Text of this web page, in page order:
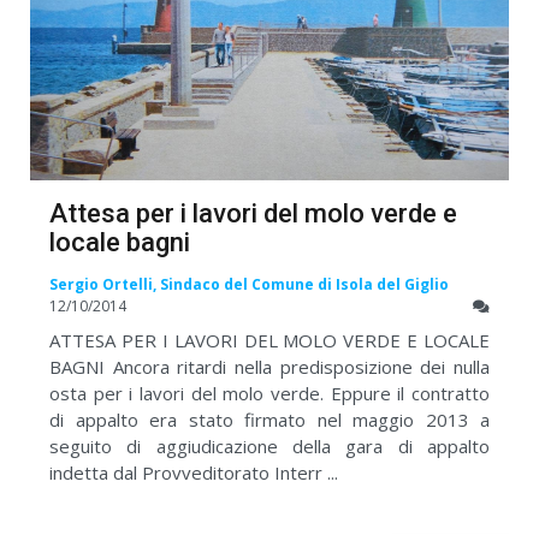
Attesa per i lavori del molo verde e
locale bagni
Sergio Ortelli, Sindaco del Comune di Isola del Giglio
12/10/2014
ATTESA PER I LAVORI DEL MOLO VERDE E LOCALE
BAGNI Ancora ritardi nella predisposizione dei nulla
osta per i lavori del molo verde. Eppure il contratto
di appalto era stato firmato nel maggio 2013 a
seguito di aggiudicazione della gara di appalto
indetta dal Provveditorato Interr ...